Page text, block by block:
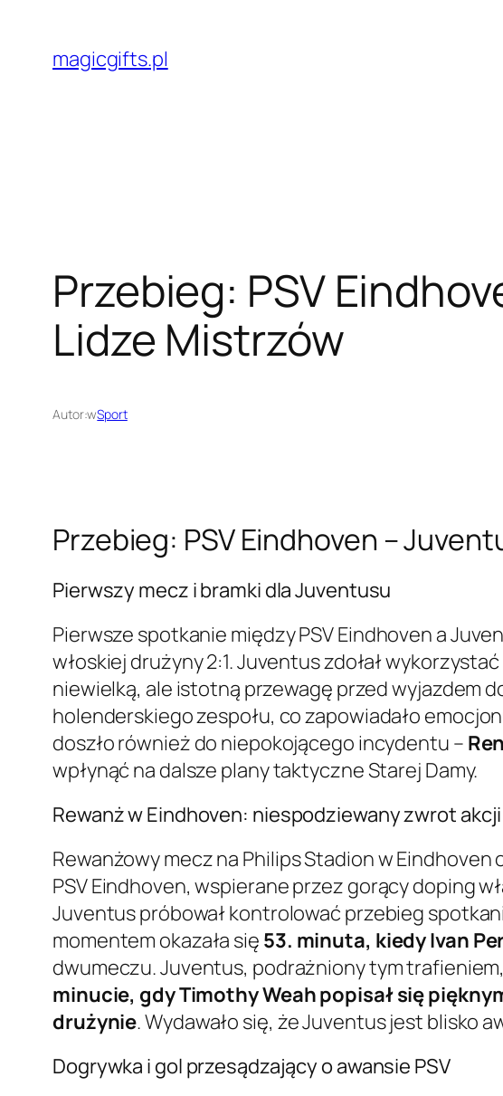
treści
magicgifts.pl
Przebieg: PSV
Lidze Mistrzów
Autor:wSport
Przebieg: PSV Eindhoven –
Pierwszy mecz i bramki dla Juventusu
Pierwsze spotkanie między PSV Eindhoven a
włoskiej drużyny 2:1. Juventus zdołał
niewielką, ale istotną przewagę przed wyjazdem
holenderskiego zespołu, co zapowiadało
doszło również do niepokojącego incydentu –
wpłynąć na dalsze plany taktyczne Starej Damy.
Rewanż w Eindhoven: niespodziewany zwrot akcji
Rewanżowy mecz na Philips Stadion w
PSV Eindhoven, wspierane przez gorący doping
Juventus próbował kontrolować przebieg
momentem okazała się 53. minuta, kiedy Ivan
dwumeczu. Juventus, podrażniony tym
minucie, gdy Timothy Weah popisał się
drużynie. Wydawało się, że Juventus jest blisko
Dogrywka i gol przesądzający o awansie PSV